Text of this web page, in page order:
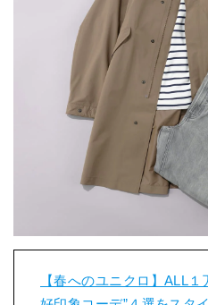
【春へのユニクロ】ALL